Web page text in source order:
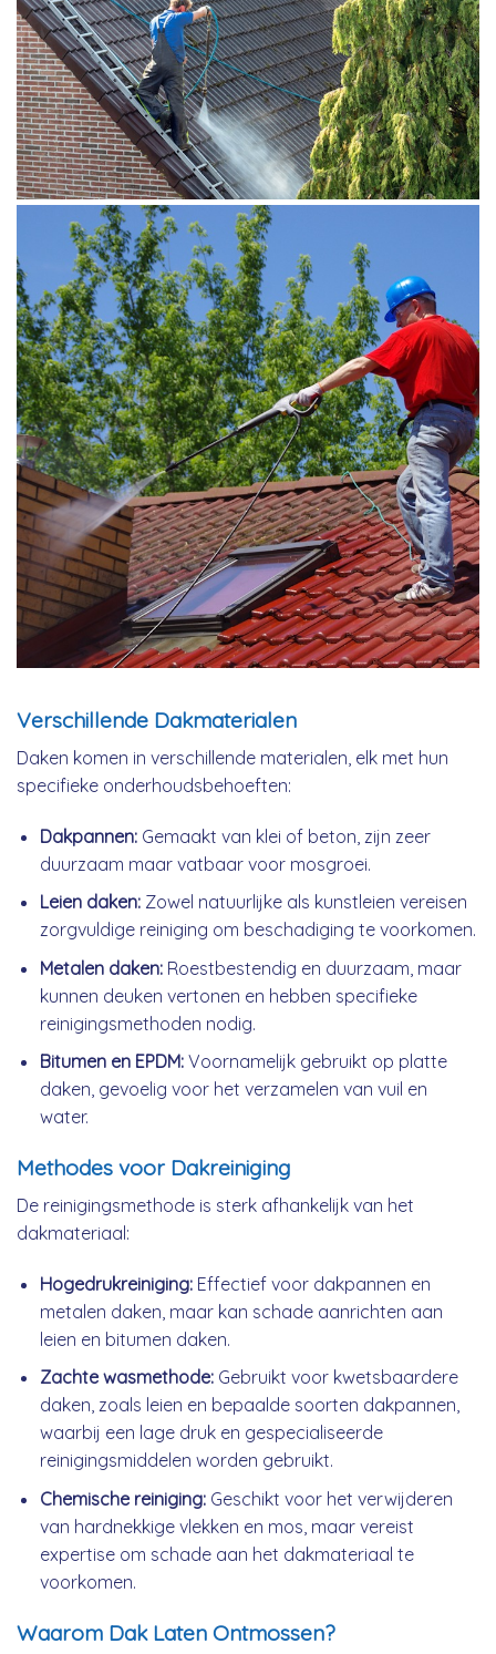
Verschillende Dakmaterialen
Daken komen in verschillende materialen, elk met hun
specifieke onderhoudsbehoeften:
Dakpannen:Gemaakt van klei of beton, zijn zeer
duurzaam maar vatbaar voor mosgroei.
Leien daken:Zowel natuurlijke als kunstleien vereisen
zorgvuldige reiniging om beschadiging te voorkomen.
Metalen daken:Roestbestendig en duurzaam, maar
kunnen deuken vertonen en hebben specifieke
reinigingsmethoden nodig.
Bitumen en EPDM:Voornamelijk gebruikt op platte
daken, gevoelig voor het verzamelen van vuil en
water.
Methodes voor Dakreiniging
De reinigingsmethode is sterk afhankelijk van het
dakmateriaal:
Hogedrukreiniging:Effectief voor dakpannen en
metalen daken, maar kan schade aanrichten aan
leien en bitumen daken.
Zachte wasmethode:Gebruikt voor kwetsbaardere
daken, zoals leien en bepaalde soorten dakpannen,
waarbij een lage druk en gespecialiseerde
reinigingsmiddelen worden gebruikt.
Chemische reiniging:Geschikt voor het verwijderen
van hardnekkige vlekken en mos, maar vereist
expertise om schade aan het dakmateriaal te
voorkomen.
Waarom Dak Laten Ontmossen?